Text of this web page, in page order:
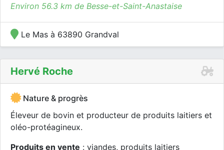
Environ 56.3 km de Besse-et-Saint-Anastaise
Le Mas à 63890 Grandval
Hervé Roche
Nature & progrès
Éleveur de bovin et producteur de produits laitiers et
oléo-protéagineux.
Produits en vente : viandes, produits laitiers